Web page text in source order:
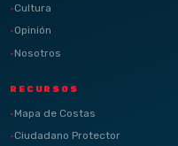
Cultura
Opinión
Nosotros
RECURSOS
Mapa de Costas
Ciudadano Protector